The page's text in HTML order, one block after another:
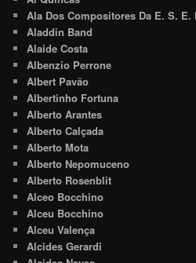
Ala Dos Compositores Da E. S. E.
Aladdin Band
Alaide Costa
Albenzio Perrone
Albert Pavão
Albertinho Fortuna
Alberto Arantes
Alberto Calçada
Alberto Mota
Alberto Nepomuceno
Alberto Rosenblit
Alceo Bocchino
Alceu Bocchino
Alceu Valença
Alcides Gerardi